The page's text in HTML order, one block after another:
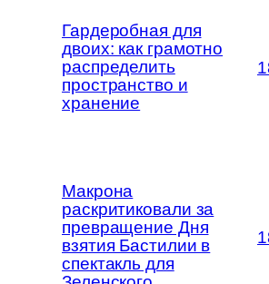
Гардеробная для
двоих: как грамотно
распределить
пространство и
хранение
Макрона
раскритиковали за
превращение Дня
взятия Бастилии в
спектакль для